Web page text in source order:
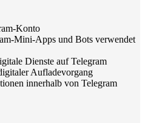
Konto
Mini-Apps und Bots verwendet
Dienste auf Telegram
Aufladevorgang
innerhalb von Telegram